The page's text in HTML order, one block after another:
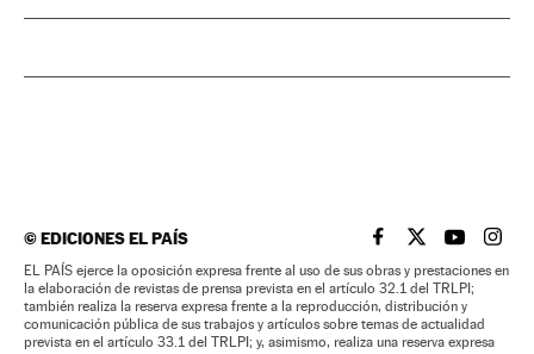
©EDICIONES EL PAÍS EL PAÍS BRASIL EN
EL PAÍSEL PAÍS
EL
EL PAÍS ejerce la oposición expresa frente al uso de sus obras y prestaciones en
la elaboración de revistas de prensa prevista en el artículo 32.1 del TRLPI;
también realiza la reserva expresa frente a la reproducción, distribución y
comunicación pública de sus trabajos y artículos sobre temas de actualidad
prevista en el artículo 33.1 del TRLPI; y, asimismo, realiza una reserva expresa